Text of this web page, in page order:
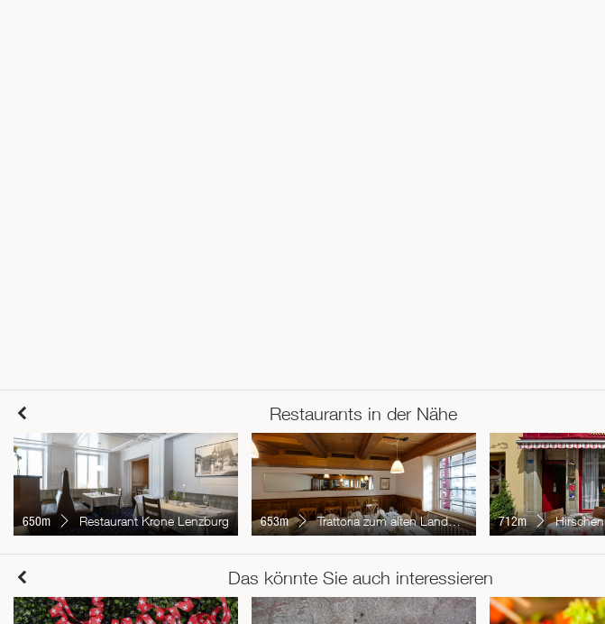
Restaurants in der Nähe
650m Restaurant Krone Lenzburg 653m Trattoria zum alten Landgericht 712m Hirschen
Das könnte Sie auch interessieren